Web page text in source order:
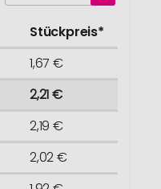
Stückpreis*
1,67 €
2,21 €
2,19 €
2,02 €